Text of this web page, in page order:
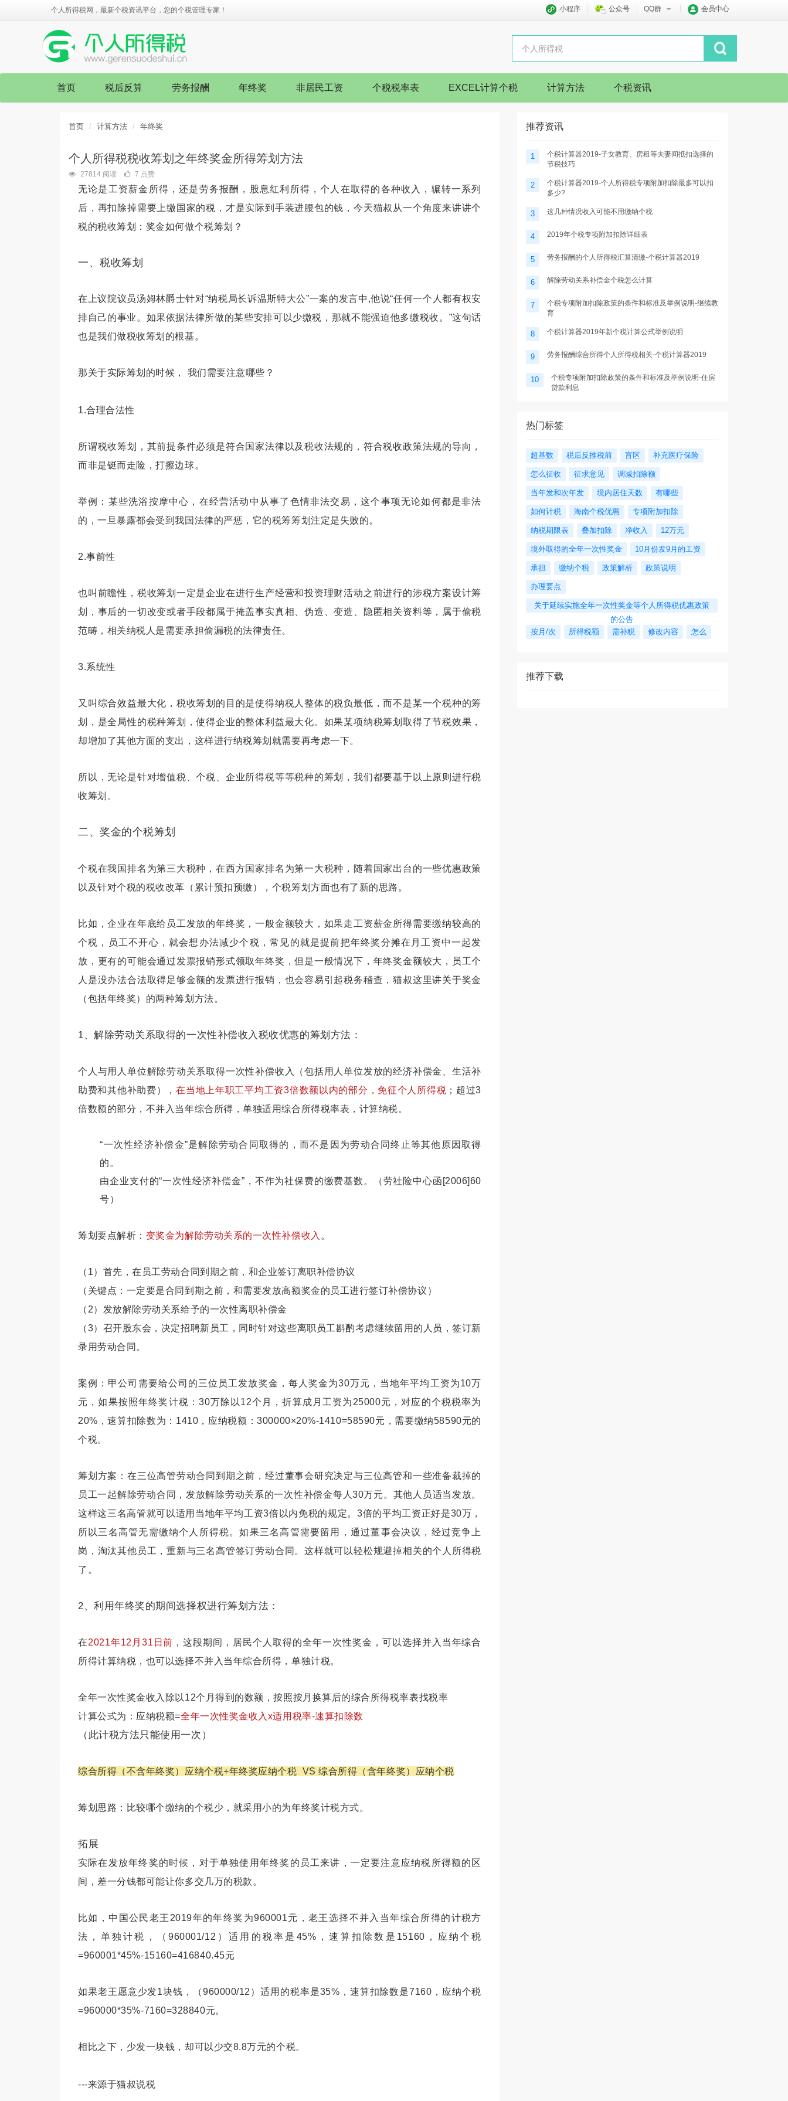
个人所得税网，最新个税资讯平台，您的个税管理专家！ 小程序 公众号 QQ群 会员中心
首页 税后反算 劳务报酬 年终奖 非居民工资 个税税率表 EXCEL计算个税 计算方法 个税资讯
首页 计算方法 年终奖
个人所得税税收筹划之年终奖金所得筹划方法
27814 阅读 7 点赞
无论是工资薪金所得，还是劳务报酬，股息红利所得，个人在取得的各种收入，辗转一系列
后，再扣除掉需要上缴国家的税，才是实际到手装进腰包的钱，今天猫叔从一个角度来讲讲个
税的税收筹划：奖金如何做个税筹划？
一、税收筹划
在上议院议员汤姆林爵士针对“纳税局长诉温斯特大公”一案的发言中,他说“任何一个人都有权安
排自己的事业。如果依据法律所做的某些安排可以少缴税，那就不能强迫他多缴税收。 ”这句话
也是我们做税收筹划的根基。
那关于实际筹划的时候， 我们需要注意哪些？
1.合理合法性
所谓税收筹划，其前提条件必须是符合国家法律以及税收法规的，符合税收政策法规的导向，
而非是铤而走险，打擦边球。
举例：某些洗浴按摩中心，在经营活动中从事了色情非法交易，这个事项无论如何都是非法
的，一旦暴露都会受到我国法律的严惩，它的税筹筹划注定是失败的。
2.事前性
也叫前瞻性，税收筹划一定是企业在进行生产经营和投资理财活动之前进行的涉税方案设计筹
划，事后的一切改变或者手段都属于掩盖事实真相、伪造、变造、隐匿相关资料等，属于偷税
范畴，相关纳税人是需要承担偷漏税的法律责任。
3.系统性
又叫综合效益最大化，税收筹划的目的是使得纳税人整体的税负最低，而不是某一个税种的筹
划，是全局性的税种筹划，使得企业的整体利益最大化。如果某项纳税筹划取得了节税效果，
却增加了其他方面的支出，这样进行纳税筹划就需要再考虑一下。
所以，无论是针对增值税、个税、企业所得税等等税种的筹划，我们都要基于以上原则进行税
收筹划。
二、奖金的个税筹划
个税在我国排名为第三大税种，在西方国家排名为第一大税种，随着国家出台的一些优惠政策
以及针对个税的税收改革（累计预扣预缴），个税筹划方面也有了新的思路。
比如，企业在年底给员工发放的年终奖，一般金额较大，如果走工资薪金所得需要缴纳较高的
个税，员工不开心，就会想办法减少个税，常见的就是提前把年终奖分摊在月工资中一起发
放，更有的可能会通过发票报销形式领取年终奖，但是一般情况下，年终奖金额较大，员工个
人是没办法合法取得足够金额的发票进行报销，也会容易引起税务稽查，猫叔这里讲关于奖金
（包括年终奖）的两种筹划方法。
1、解除劳动关系取得的一次性补偿收入税收优惠的筹划方法：
个人与用人单位解除劳动关系取得一次性补偿收入（包括用人单位发放的经济补偿金、生活补
助费和其他补助费），在当地上年职工平均工资3倍数额以内的部分，免征个人所得税 ；超过3
倍数额的部分，不并入当年综合所得，单独适用综合所得税率表，计算纳税。
“一次性经济补偿金”是解除劳动合同取得的，而不是因为劳动合同终止等其他原因取得
的。
由企业支付的“一次性经济补偿金”，不作为社保费的缴费基数。（劳社险中心函[2006]60
号）
筹划要点解析： 变奖金为解除劳动关系的一次性补偿收入 。
（1）首先，在员工劳动合同到期之前，和企业签订离职补偿协议
（关键点：一定要是合同到期之前，和需要发放高额奖金的员工进行签订补偿协议）
（2）发放解除劳动关系给予的一次性离职补偿金
（3）召开股东会，决定招聘新员工，同时针对这些离职员工斟酌考虑继续留用的人员，签订新
录用劳动合同。
案例： 甲公司需要给公司的三位员工发放奖金，每人奖金为30万元，当地年平均工资为10万
元，如果按照年终奖计税：30万除以12个月，折算成月工资为25000元，对应的个税税率为
20%，速算扣除数为：1410，应纳税额：300000×20%-1410=58590元，需要缴纳58590元的
个税。
筹划方案： 在三位高管劳动合同到期之前，经过董事会研究决定与三位高管和一些准备裁掉的
员工一起解除劳动合同，发放解除劳动关系的一次性补偿金每人30万元。其他人员适当发放。
这样这三名高管就可以适用当地年平均工资3倍以内免税的规定。3倍的平均工资正好是30万，
所以三名高管无需缴纳个人所得税。如果三名高管需要留用，通过董事会决议，经过竞争上
岗，淘汰其他员工，重新与三名高管签订劳动合同。这样就可以轻松规避掉相关的个人所得税
了。
2、利用年终奖的期间选择权进行筹划方法：
在2021年12月31日前 ，这段期间，居民个人取得的全年一次性奖金，可以选择并入当年综合
所得计算纳税，也可以选择不并入当年综合所得，单独计税。
全年一次性奖金收入除以12个月得到的数额，按照按月换算后的综合所得税率表找税率
计算公式为：应纳税额=全年一次性奖金收入x适用税率-速算扣除数
（此计税方法只能使用一次）
综合所得（不含年终奖）应纳个税+年终奖应纳个税 VS 综合所得（含年终奖）应纳个税
筹划思路：比较哪个缴纳的个税少，就采用小的为年终奖计税方式。
拓展
实际在发放年终奖的时候，对于单独使用年终奖的员工来讲，一定要注意应纳税所得额的区
间 ，差一分钱都可能让你多交几万的税款。
比如，中国公民老王2019年的年终奖为960001元，老王选择不并入当年综合所得的计税方
法，单独计税，（960001/12 ）适用的税率是45%，速算扣除数是15160，应纳个税
=960001*45%-15160=416840.45元
如果老王愿意少发1块钱，
（960000/12）适用的税率是35%，速算扣除数是7160，应纳个税
=960000*35%-7160=328840元。
相比之下，少发一块钱，却可以少交8.8万元的个税。
---来源于猫叔说税
推荐资讯
1
个税计算器2019-子女教育、房租等夫妻间抵扣选择的
节税技巧
2
个税计算器2019-个人所得税专项附加扣除最多可以扣
多少?
3 这几种情况收入可能不用缴纳个税
4 2019年个税专项附加扣除详细表
5 劳务报酬的个人所得税汇算清缴-个税计算器2019
6 解除劳动关系补偿金个税怎么计算
7
个税专项附加扣除政策的条件和标准及举例说明-继续教
育
8 个税计算器2019年新个税计算公式举例说明
9 劳务报酬综合所得个人所得税相关-个税计算器2019
10
个税专项附加扣除政策的条件和标准及举例说明-住房
贷款利息
热门标签
超基数 税后反推税前 盲区 补充医疗保险
怎么征收 征求意见 调减扣除额
当年发和次年发 境内居住天数 有哪些
如何计税 海南个税优惠 专项附加扣除
纳税期限表 叠加扣除 净收入 12万元
境外取得的全年一次性奖金 10月份发9月的工资
承担 缴纳个税 政策解析 政策说明
办理要点
关于延续实施全年一次性奖金等个人所得税优惠政策
的公告
按月/次
所得税额 需补税 修改内容 怎么
推荐下载